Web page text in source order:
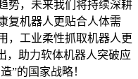
，未来我们将持续深耕
复机器人更贴合人体需
，工业柔性抓取机器人更
，助力软体机器人突破应
”的国家战略！